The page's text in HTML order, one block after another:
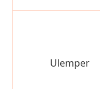
Ulemper